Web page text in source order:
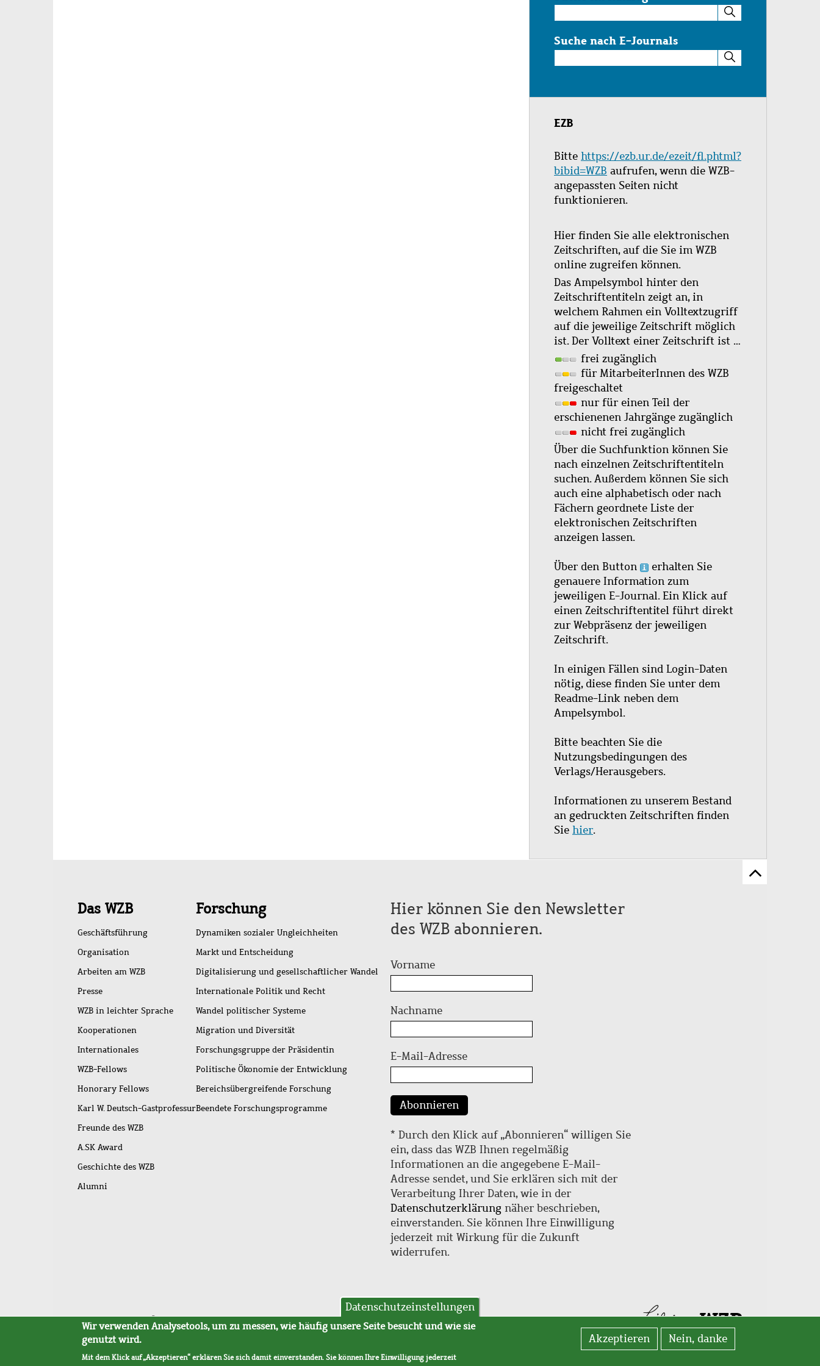
im
Katalog
Suche nach E-Journals
nach
Journals
EZB
Bitte https://ezb.ur.de/ezeit/fl.phtml?
bibid=WZB aufrufen, wenn die WZB-
angepassten Seiten nicht
funktionieren.
Hier finden Sie alle elektronischen
Zeitschriften, auf die Sie im WZB
online zugreifen können.
Das Ampelsymbol hinter den
Zeitschriftentiteln zeigt an, in
welchem Rahmen ein Volltextzugriff
auf die jeweilige Zeitschrift möglich
ist. Der Volltext einer Zeitschrift ist …
frei zugänglich
für MitarbeiterInnen des WZB
freigeschaltet
nur für einen Teil der
erschienenen Jahrgänge zugänglich
nicht frei zugänglich
Über die Suchfunktion können Sie
nach einzelnen Zeitschriftentiteln
suchen. Außerdem können Sie sich
auch eine alphabetisch oder nach
Fächern geordnete Liste der
elektronischen Zeitschriften
anzeigen lassen.
Über den Button
erhalten Sie
genauere Information zum
jeweiligen E-Journal. Ein Klick auf
einen Zeitschriftentitel führt direkt
zur Webpräsenz der jeweiligen
Zeitschrift.
In einigen Fällen sind Login-Daten
nötig, diese finden Sie unter dem
Readme-Link neben dem
Ampelsymbol.
Bitte beachten Sie die
Nutzungsbedingungen des
Verlags/Herausgebers.
Informationen zu unserem Bestand
an gedruckten Zeitschriften finden
Sie hier.
Zum
Schnellzugriff
Das WZB
Geschäftsführung
Organisation
Arbeiten am WZB
Presse
WZB in leichter Sprache
Kooperationen
Internationales
WZB-Fellows
Honorary Fellows
Karl W. Deutsch-Gastprofessur
Freunde des WZB
A.SK Award
Geschichte des WZB
Alumni
Forschung
Dynamiken sozialer Ungleichheiten
Markt und Entscheidung
Digitalisierung und gesellschaftlicher Wandel
Internationale Politik und Recht
Wandel politischer Systeme
Migration und Diversität
Forschungsgruppe der Präsidentin
Politische Ökonomie der Entwicklung
Bereichsübergreifende Forschung
Beendete Forschungsprogramme
Hier können Sie den Newsletter
des WZB abonnieren.
Vorname
Nachname
E-Mail-Adresse
Abonnieren
* Durch den Klick auf „Abonnieren“ willigen Sie
ein, dass das WZB Ihnen regelmäßig
Informationen an die angegebene E-Mail-
Adresse sendet, und Sie erklären sich mit der
Verarbeitung Ihrer Daten, wie in der
Datenschutzerklärung näher beschrieben,
einverstanden. Sie können Ihre Einwilligung
jederzeit mit Wirkung für die Zukunft
widerrufen.
Fußleistenmenü
SitemapBarrierefreiheitImpressumDatenschutzAVB
Datenschutzeinstellungen
Wir verwenden Analysetools, um zu messen, wie häufig unsere Seite besucht und wie sie
genutzt wird.
Mit dem Klick auf „Akzeptieren“ erklären Sie sich damit einverstanden. Sie können Ihre Einwilligung jederzeit
Akzeptieren Nein, danke